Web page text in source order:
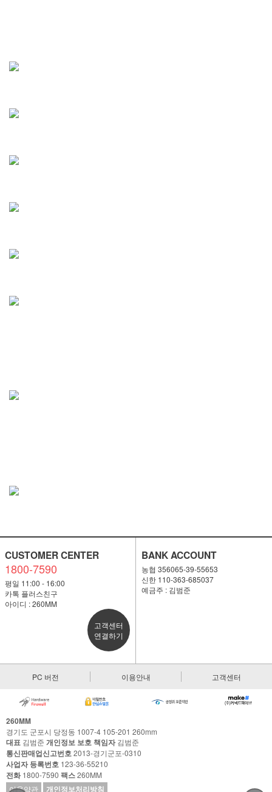
CUSTOMER CENTER
1800-7590
평일 11:00 - 16:00
카톡 플러스친구
아이디 : 260MM
고객센터
연결하기
BANK ACCOUNT
농협 356065-39-55653
신한 110-363-685037
예금주 : 김범준
PC 버전 이용안내 고객센터
260MM
경기도 군포시 당정동 1007-4 105-201 260mm
대표 김범준 개인정보 보호 책임자김범준
통신판매업신고번호2013-경기군포-0310
사업자 등록번호 123-36-55210
전화1800-7590 팩스260MM
이용약관
개인정보처리방침